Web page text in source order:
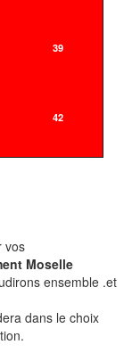
39
42
vos
Moselle
ensemble .et
dans le choix